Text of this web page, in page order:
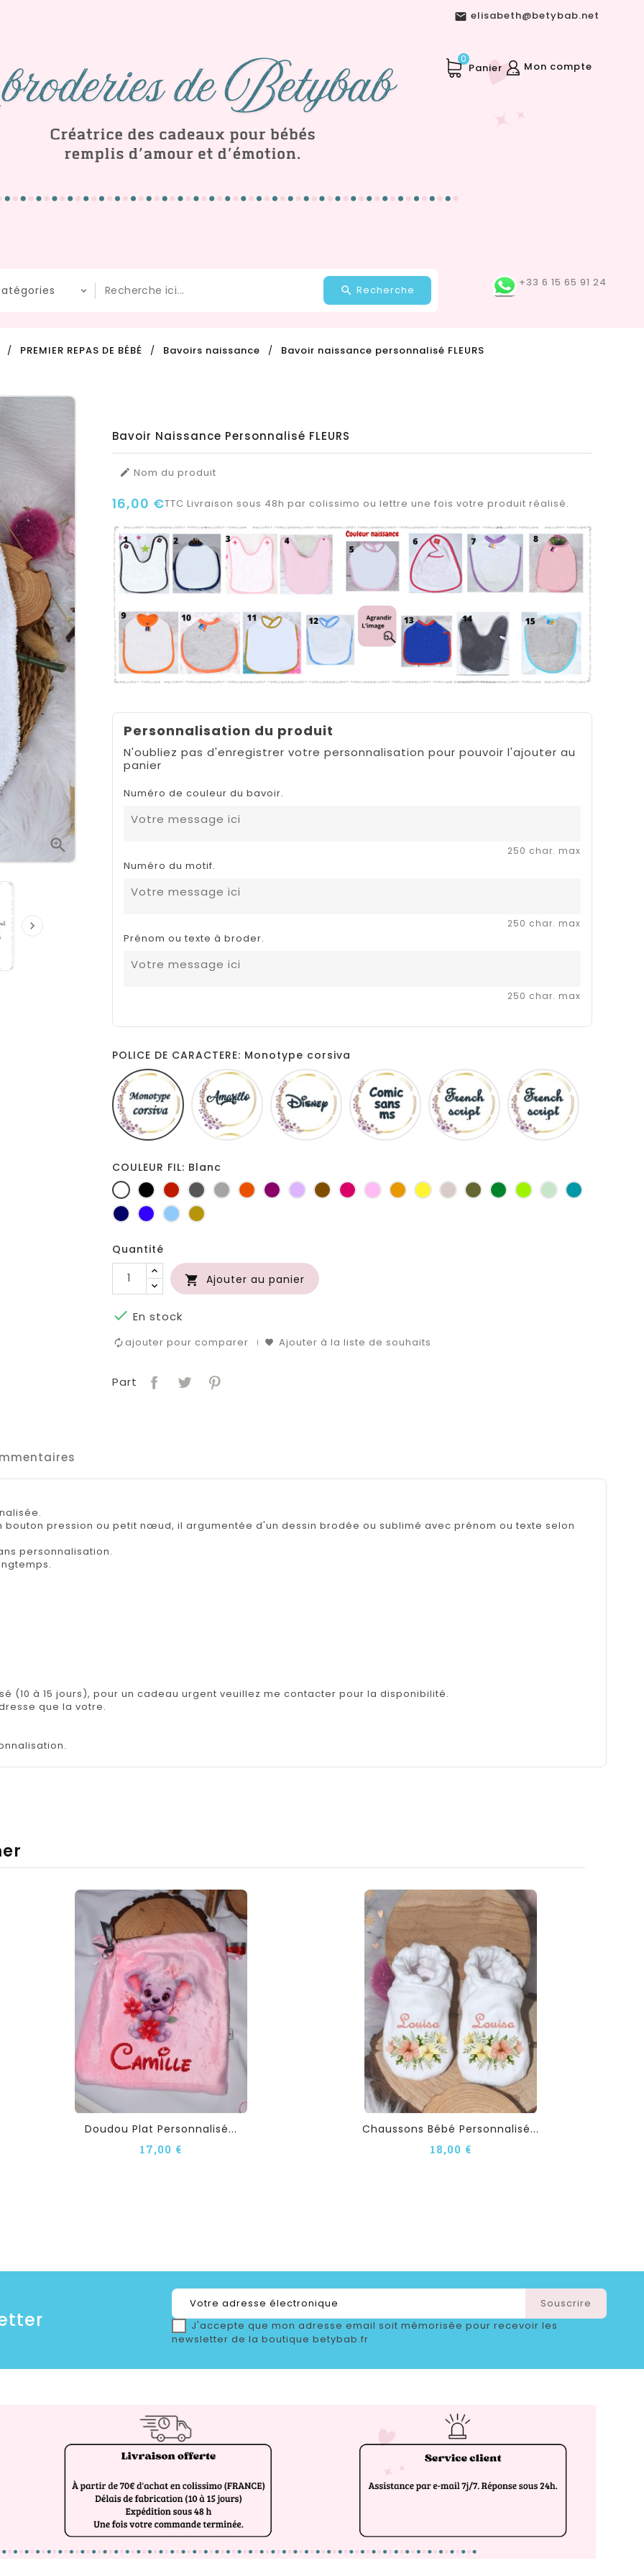
 elisabeth@betybab.net
Mon compte
Panier
0
+33 6 15 65 91 24
Recherche
PREMIER REPAS DE BÉBÉ Bavoirs naissance Bavoir naissance personnalisé FLEURS


Bavoir Naissance Personnalisé FLEURS
 Nom du produit
16,00 €TTC Livraison sous 48h par colissimo ou lettre une fois votre produit réalisé.
Personnalisation du produit
N'oubliez pas d'enregistrer votre personnalisation pour pouvoir l'ajouter au
panier
Numéro de couleur du bavoir.
250 char. max
Numéro du motif.
250 char. max
Prénom ou texte à broder.
250 char. max
POLICE DE CARACTERE: Monotype corsiva
Monotype
corsiva
Amarillo Disney
Comic
sans
ms
French
script
COULEUR FIL: Blanc
BlancNoir RougeGris
foncé
Gris
clair
Orange
PruneLilasMarronFuchsia
RoseJaune
d'or
jauneFicelleKaki Vert
bouteille
Anis Vert
d'eau
Turquoise
MarineBleu
roi
Bleu
clair
Or
Quantité
 Ajouter au panier
 En stock
ajouter pour comparer Ajouter à la liste de souhaits
Part
pression ou petit nœud, il argumentée d'un dessin brodée ou sublimé avec prénom ou texte selon
personnalisation.
(10 à 15 jours), pour un cadeau urgent veuillez me contacter pour la disponibilité.
que la votre.
Doudou Plat Personnalisé...
17,00 €
Chaussons Bébé Personnalisé...
18,00 €
J'accepte que mon adresse email soit mémorisée pour recevoir les
newsletter de la boutique betybab.fr